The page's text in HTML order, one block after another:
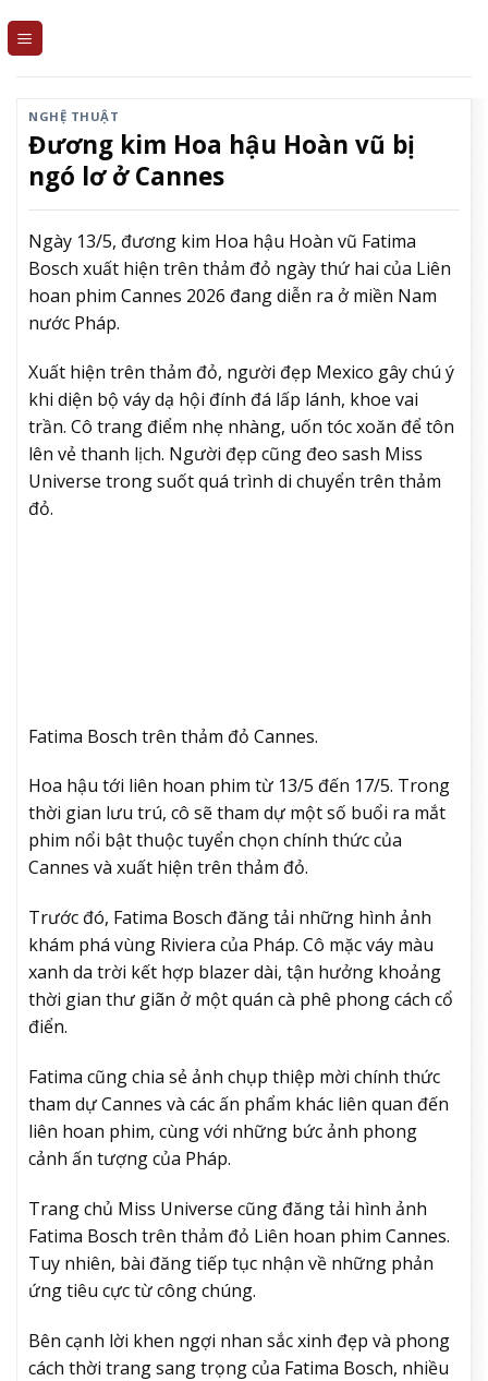
NGHỆ THUẬT
Đương kim Hoa hậu Hoàn vũ bị
ngó lơ ở Cannes
Ngày 13/5, đương kim Hoa hậu Hoàn vũ Fatima
Bosch xuất hiện trên thảm đỏ ngày thứ hai của Liên
hoan phim Cannes 2026 đang diễn ra ở miền Nam
nước Pháp.
Xuất hiện trên thảm đỏ, người đẹp Mexico gây chú ý
khi diện bộ váy dạ hội đính đá lấp lánh, khoe vai
trần. Cô trang điểm nhẹ nhàng, uốn tóc xoăn để tôn
lên vẻ thanh lịch. Người đẹp cũng đeo sash Miss
Universe trong suốt quá trình di chuyển trên thảm
đỏ.
Fatima Bosch trên thảm đỏ Cannes.
Hoa hậu tới liên hoan phim từ 13/5 đến 17/5. Trong
thời gian lưu trú, cô sẽ tham dự một số buổi ra mắt
phim nổi bật thuộc tuyển chọn chính thức của
Cannes và xuất hiện trên thảm đỏ.
Trước đó, Fatima Bosch đăng tải những hình ảnh
khám phá vùng Riviera của Pháp. Cô mặc váy màu
xanh da trời kết hợp blazer dài, tận hưởng khoảng
thời gian thư giãn ở một quán cà phê phong cách cổ
điển.
Fatima cũng chia sẻ ảnh chụp thiệp mời chính thức
tham dự Cannes và các ấn phẩm khác liên quan đến
liên hoan phim, cùng với những bức ảnh phong
cảnh ấn tượng của Pháp.
Trang chủ Miss Universe cũng đăng tải hình ảnh
Fatima Bosch trên thảm đỏ Liên hoan phim Cannes.
Tuy nhiên, bài đăng tiếp tục nhận về những phản
ứng tiêu cực từ công chúng.
Bên cạnh lời khen ngợi nhan sắc xinh đẹp và phong
cách thời trang sang trọng của Fatima Bosch, nhiều